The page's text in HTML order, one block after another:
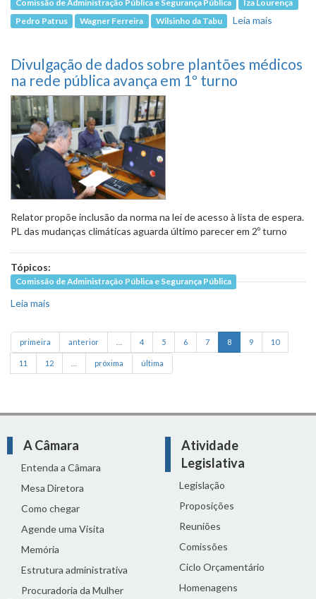
Comissão de Administração Pública e Segurança Pública
Iza Lourença
Pedro Patrus
Wagner Ferreira Wilsinho da Tabu Leia mais
debate
Divulgação de dados sobre plantões médicos
na rede pública avança em 1º turno
Relator propõe inclusão da norma na lei de acesso à lista de espera.
PL das mudanças climáticas aguarda último parecer em 2º turno
Tópicos:
Comissão de Administração Pública e Segurança Pública
Leia mais
primeira anterior 4 5 6 7 8 9 10
11 12 próxima última
A Câmara
Entenda a Câmara
Mesa Diretora
Como chegar
Agende uma Visita
Memória
Estrutura administrativa
Procuradoria da Mulher
Atividade
Legislativa
Legislação
Proposições
Reuniões
Comissões
Ciclo Orçamentário
Homenagens